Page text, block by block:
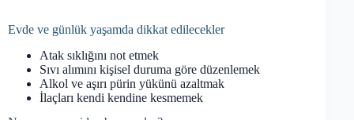
Evde ve günlük yaşamda dikkat edilecekler
Atak sıklığını not etmek
Sıvı alımını kişisel duruma göre düzenlemek
Alkol ve aşırı pürin yükünü azaltmak
İlaçları kendi kendine kesmemek